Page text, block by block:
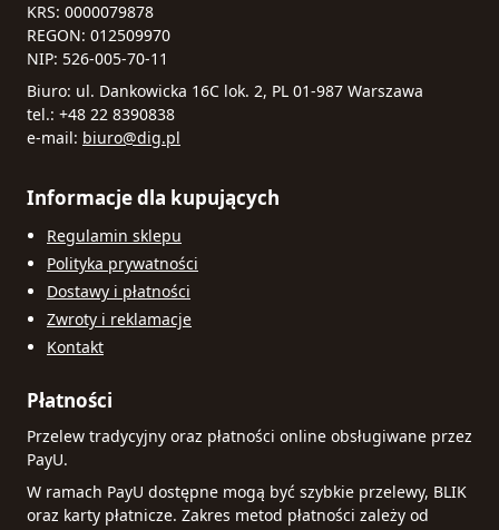
KRS: 0000079878
REGON: 012509970
NIP: 526-005-70-11
Biuro: ul. Dankowicka 16C lok. 2, PL 01-987 Warszawa
tel.: +48 22 8390838
e-mail: biuro@dig.pl
Informacje dla kupujących
Regulamin sklepu
Polityka prywatności
Dostawy i płatności
Zwroty i reklamacje
Kontakt
Płatności
Przelew tradycyjny oraz płatności online obsługiwane przez
PayU.
W ramach PayU dostępne mogą być szybkie przelewy, BLIK
oraz karty płatnicze. Zakres metod płatności zależy od